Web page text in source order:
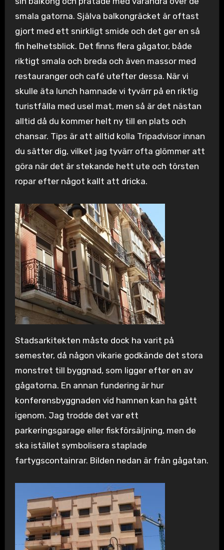
smala gatorna. Själva balkongräcket är oftast
gjort med ett snirkligt smide och det ger en så
fin helhetsblick. Det finns flera gågator, både
riktigt smala och breda och även massor med
restauranger och café utefter dessa. När vi
skulle äta lunch hamnade vi tyvärr på en riktig
turistfälla med usel mat, men så är det nästan
alltid då du kommer helt ny till en plats och
chansar. Tips är att alltid kolla Tripadvisor innan
du sätter dig, vilket jag tyvärr ofta glömmer att
göra när det är stekande hett ute och törsten
ropar efter något kallt att dricka.
Stadsarkitekten måste dock ha varit på
semester, då någon vikarie godkände det stora
monstret till byggnad, som ligger efter en av
gågatorna. En annan fundering är hur
konferensbyggnaden vid hamnen kan ha gått
igenom. Jag trodde det var ett
parkeringsgarage eller fiskförsäljning, men de
ska istället symbolisera staplade
fartygscontainrar. Bilden nedan är från gågatan.